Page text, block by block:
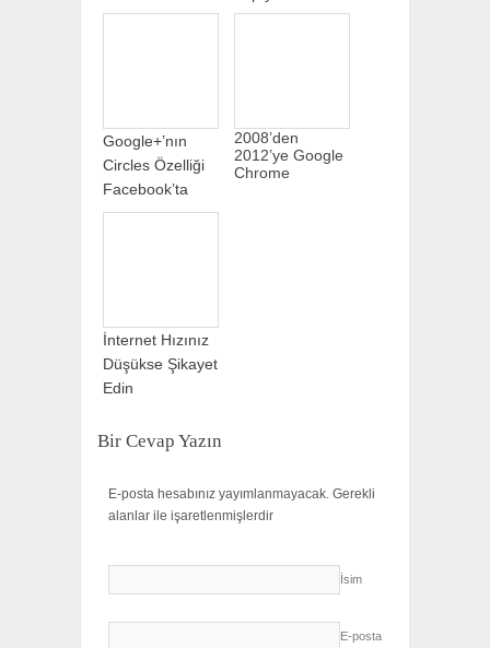
Google+’nın
Circles Özelliği
Facebook’ta
2008’den
2012’ye Google
Chrome
İnternet Hızınız
Düşükse Şikayet
Edin
Bir Cevap Yazın
E-posta hesabınız yayımlanmayacak. Gerekli
alanlar ile işaretlenmişlerdir
İsim
E-posta